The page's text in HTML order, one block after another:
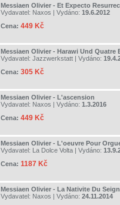
Messiaen Olivier - Et Expecto
Vydavatel: Naxos | Vydáno: 19.6.2012
Cena: 449 Kč
Messiaen Olivier - Harawi Und Quatre
Vydavatel: Jazzwerkstatt | Vydáno:
Cena: 305 Kč
Messiaen Olivier - L'ascension
Vydavatel: Naxos | Vydáno: 1.3.2016
Cena: 449 Kč
Messiaen Olivier - L'oeuvre Pour
Vydavatel: La Dolce Volta | Vydáno:
Cena: 1187 Kč
Messiaen Olivier - La Nativite Du
Vydavatel: Naxos | Vydáno: 24.11.2014